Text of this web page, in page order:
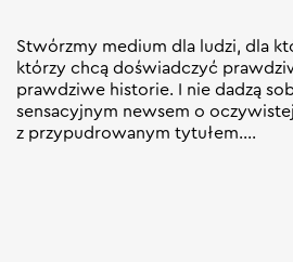
Stwórzmy medium dla ludzi, dla
którzy chcą doświadczyć
prawdziwe historie. I nie dadzą
sensacyjnym newsem o
z przypudrowanym tytułem….